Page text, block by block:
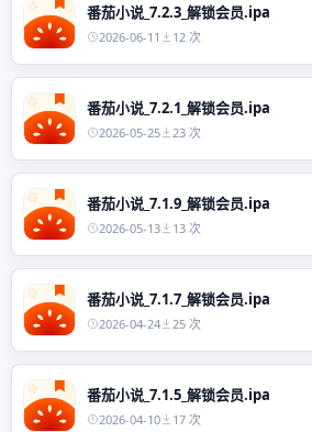
番茄小说_7.2.3_解锁会员.ipa
2026-06-11 12 次
番茄小说_7.2.1_解锁会员.ipa
2026-05-25 23 次
番茄小说_7.1.9_解锁会员.ipa
2026-05-13 13 次
番茄小说_7.1.7_解锁会员.ipa
2026-04-24 25 次
番茄小说_7.1.5_解锁会员.ipa
2026-04-10 17 次